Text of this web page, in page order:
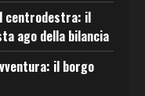
centrodestra: il
ago della bilancia
il borgo